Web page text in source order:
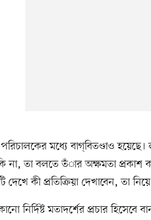
পরিচালকের মধ্যে বাগ্‌বিতণ্ডাও
না, তা বলতে তঁার অক্ষমতা প্রকাশ
দেখে কী প্রতিক্রিয়া দেখাবেন, তা
নির্দিষ্ট মতাদর্শের প্রচার হিসেবে